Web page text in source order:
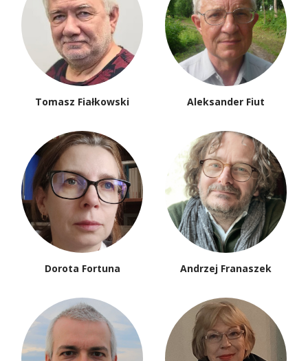
Tomasz Fiałkowski Aleksander Fiut
Dorota Fortuna Andrzej Franaszek